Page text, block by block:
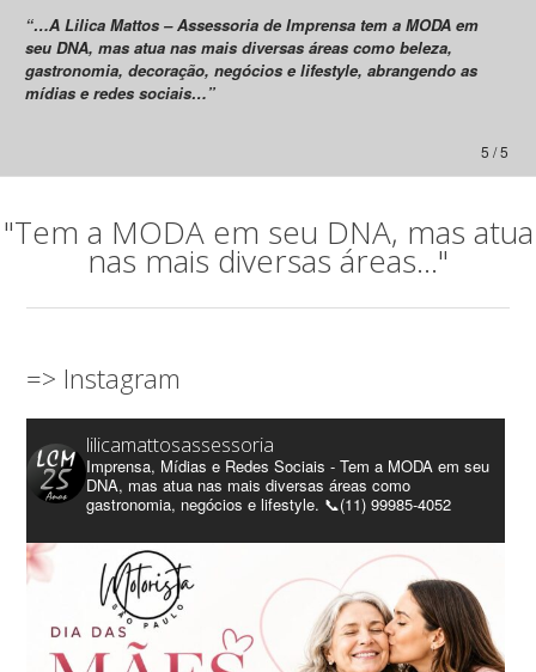
“…A Lilica Mattos – Assessoria de Imprensa tem a MODA em
seu DNA, mas atua nas mais diversas áreas como beleza,
gastronomia, decoração, negócios e lifestyle, abrangendo as
mídias e redes sociais…”
5 / 5
"Tem a MODA em seu DNA, mas atua
nas mais diversas áreas..."
=> Instagram
lilicamattosassessoria
Imprensa, Mídias e Redes Sociais - Tem a MODA em seu
DNA, mas atua nas mais diversas áreas como
gastronomia, negócios e lifestyle. 📞(11) 99985-4052